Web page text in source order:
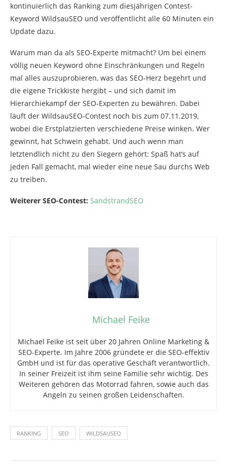
kontinuierlich das Ranking zum diesjährigen Contest-
Keyword WildsauSEO und veröffentlicht alle 60 Minuten ein
Update dazu.
Warum man da als SEO-Experte mitmacht? Um bei einem
völlig neuen Keyword ohne Einschränkungen und Regeln
mal alles auszuprobieren, was das SEO-Herz begehrt und
die eigene Trickkiste hergibt – und sich damit im
Hierarchiekampf der SEO-Experten zu bewähren. Dabei
läuft der WildsauSEO-Contest noch bis zum 07.11.2019,
wobei die Erstplatzierten verschiedene Preise winken. Wer
gewinnt, hat Schwein gehabt. Und auch wenn man
letztendlich nicht zu den Siegern gehört: Spaß hat’s auf
jeden Fall gemacht, mal wieder eine neue Sau durchs Web
zu treiben.
Weiterer SEO-Contest: SandstrandSEO
Michael Feike
Michael Feike ist seit über 20 Jahren Online Marketing &
SEO-Experte. Im Jahre 2006 gründete er die SEO-effektiv
GmbH und ist für das operative Geschäft verantwortlich.
In seiner Freizeit ist ihm seine Familie sehr wichtig. Des
Weiteren gehören das Motorrad fahren, sowie auch das
Angeln zu seinen großen Leidenschaften.
RANKING SEO WILDSAUSEO